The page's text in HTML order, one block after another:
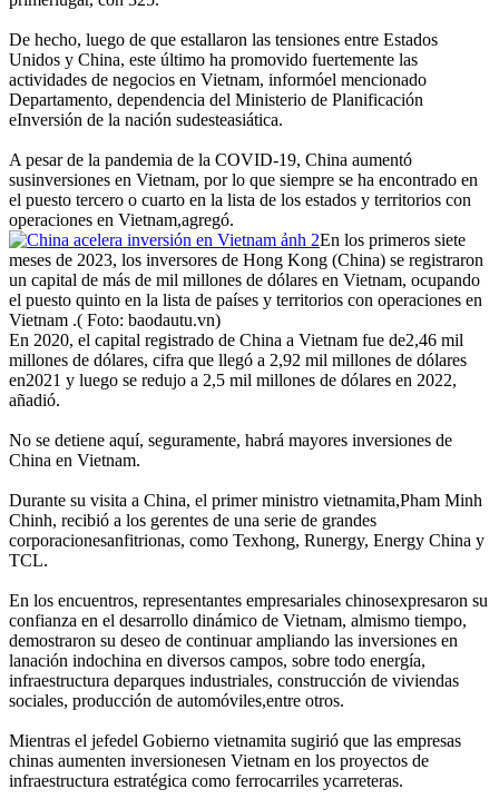
De hecho, luego de que estallaron las tensiones entre Estados
Unidos y China, este último ha promovido fuertemente las
actividades de negocios en Vietnam, informóel mencionado
Departamento, dependencia del Ministerio de Planificación
eInversión de la nación sudesteasiática.
A pesar de la pandemia de la COVID-19, China aumentó
susinversiones en Vietnam, por lo que siempre se ha encontrado en
el puesto tercero o cuarto en la lista de los estados y territorios con
operaciones en Vietnam,agregó.
En los primeros siete
meses de 2023, los inversores de Hong Kong (China) se registraron
un capital de más de mil millones de dólares en Vietnam, ocupando
el puesto quinto en la lista de países y territorios con operaciones en
Vietnam .( Foto: baodautu.vn)
En 2020, el capital registrado de China a Vietnam fue de2,46 mil
millones de dólares, cifra que llegó a 2,92 mil millones de dólares
en2021 y luego se redujo a 2,5 mil millones de dólares en 2022,
añadió.
No se detiene aquí, seguramente, habrá mayores inversiones de
China en Vietnam.
Durante su visita a China, el primer ministro vietnamita,Pham Minh
Chinh, recibió a los gerentes de una serie de grandes
corporacionesanfitrionas, como Texhong, Runergy, Energy China y
TCL.
En los encuentros, representantes empresariales chinosexpresaron su
confianza en el desarrollo dinámico de Vietnam, almismo tiempo,
demostraron su deseo de continuar ampliando las inversiones en
lanación indochina en diversos campos, sobre todo energía,
infraestructura deparques industriales, construcción de viviendas
sociales, producción de automóviles,entre otros.
Mientras el jefedel Gobierno vietnamita sugirió que las empresas
chinas aumenten inversionesen Vietnam en los proyectos de
infraestructura estratégica como ferrocarriles ycarreteras.